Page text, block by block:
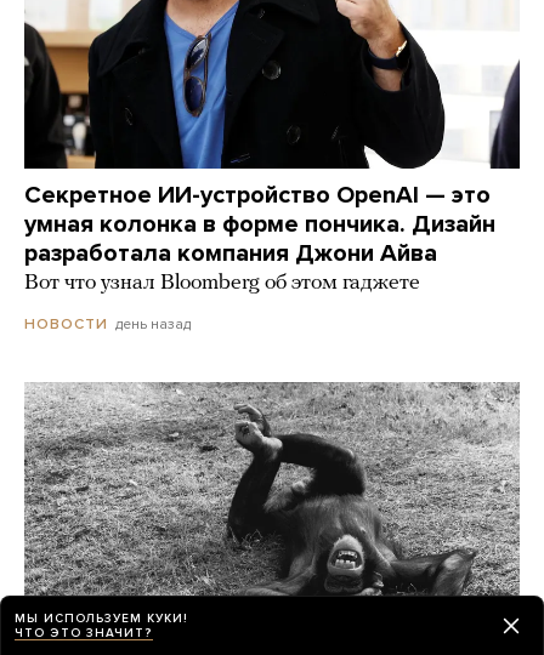
Секретное ИИ-устройство OpenAI — это
умная колонка в форме пончика. Дизайн
разработала компания Джони Айва
Вот что узнал Bloomberg об этом гаджете
НОВОСТИ день назад
МЫ ИСПОЛЬЗУЕМ КУКИ!
ЧТО ЭТО ЗНАЧИТ?